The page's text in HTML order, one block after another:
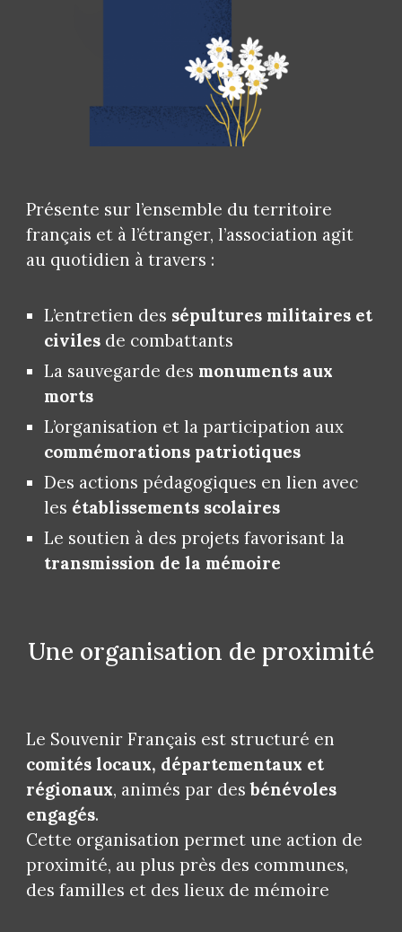
Présente sur l’ensemble du territoire
français et à l’étranger, l’association agit
au quotidien à travers :
L’entretien des sépultures militaires et
civiles de combattants
La sauvegarde des monuments aux
morts
L’organisation et la participation aux
commémorations patriotiques
Des actions pédagogiques en lien avec
les établissements scolaires
Le soutien à des projets favorisant la
transmission de la mémoire
Une organisation de proximité
Le Souvenir Français est structuré en
comités locaux, départementaux et
régionaux, animés par desbénévoles
engagés.
Cette organisation permet une action de
proximité, au plus près des communes,
des familles et des lieux de mémoire